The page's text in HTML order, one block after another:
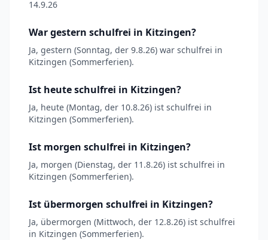
14.9.26
War gestern schulfrei in Kitzingen?
Ja, gestern (Sonntag, der 9.8.26) war schulfrei in
Kitzingen (Sommerferien).
Ist heute schulfrei in Kitzingen?
Ja, heute (Montag, der 10.8.26) ist schulfrei in
Kitzingen (Sommerferien).
Ist morgen schulfrei in Kitzingen?
Ja, morgen (Dienstag, der 11.8.26) ist schulfrei in
Kitzingen (Sommerferien).
Ist übermorgen schulfrei in Kitzingen?
Ja, übermorgen (Mittwoch, der 12.8.26) ist schulfrei
in Kitzingen (Sommerferien).